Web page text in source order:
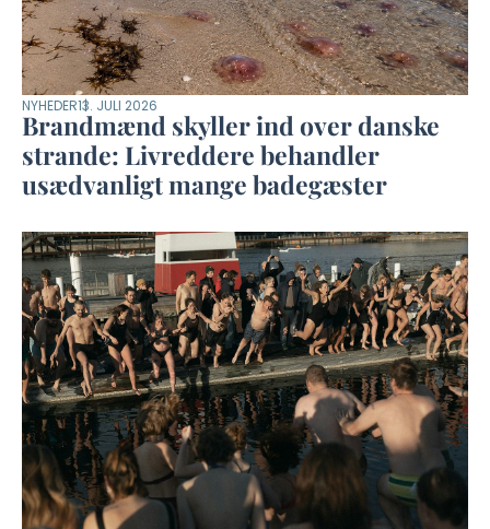
NYHEDER13. JULI 2026
Brandmænd skyller ind over danske
strande: Livreddere behandler
usædvanligt mange badegæster